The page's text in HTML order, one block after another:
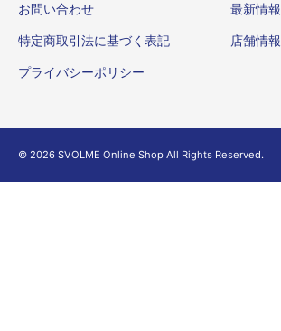
お問い合わせ
特定商取引法に基づく表記
プライバシーポリシー
最新情報
店舗情報
© 2026 SVOLME Online Shop All Rights Reserved.